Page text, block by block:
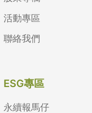
活動專區
聯絡我們
ESG專區
永續報馬仔